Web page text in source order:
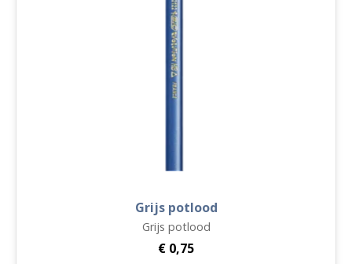
Grijs potlood
Grijs potlood
€ 0,75